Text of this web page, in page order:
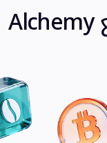
اليوم مع Alchemy